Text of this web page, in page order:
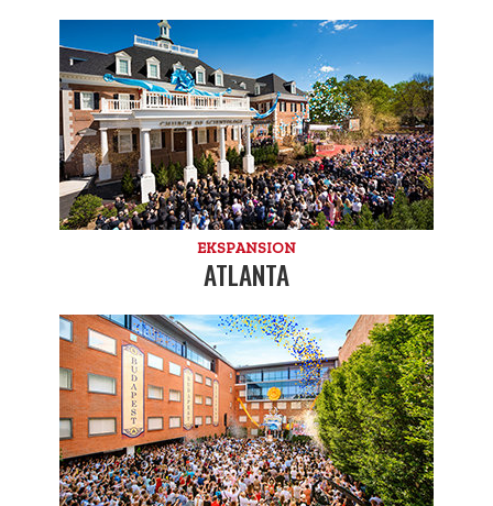
EKSPANSION
ATLANTA